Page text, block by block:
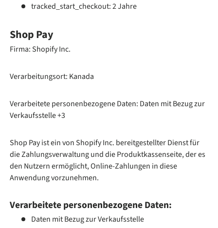
tracked_start_checkout: 2 Jahre
Shop Pay
Firma: Shopify Inc.
Verarbeitungsort: Kanada
Verarbeitete personenbezogene Daten: Daten mit Bezug zur
Verkaufsstelle +3
Shop Pay ist ein von Shopify Inc. bereitgestellter Dienst für
die Zahlungsverwaltung und die Produktkassenseite, der es
den Nutzern ermöglicht, Online-Zahlungen in diese
Anwendung vorzunehmen.
Verarbeitete personenbezogene Daten:
Daten mit Bezug zur Verkaufsstelle